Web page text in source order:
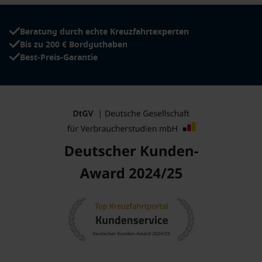
Entdecken Sie weitere Kreuzfahrt-Angebote
sich vonThemenkreuzfahrten
Top Reiseziele weltweit
Dreamlines Service
Profitieren Sie von persönlicher Beratung durch
Kreuzfahrtexpertenund entdecken Sie alleKreuzfahrtschiffe
besonders komfortabel.
Mehr Informationen finden Sie beiDreamlines
Beratung durch echte Kreuzfahrtexperten
Bis zu 200 € Bordguthaben
Best-Preis-Garantie